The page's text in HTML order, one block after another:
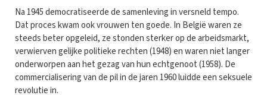
Na 1945 democratiseerde de samenleving in versneld tempo.
Dat proces kwam ook vrouwen ten goede. In België waren ze
steeds beter opgeleid, ze stonden sterker op de arbeidsmarkt,
verwierven gelijke politieke rechten (1948) en waren niet langer
onderworpen aan het gezag van hun echtgenoot (1958). De
commercialisering van de pil in de jaren 1960 luidde een seksuele
revolutie in.